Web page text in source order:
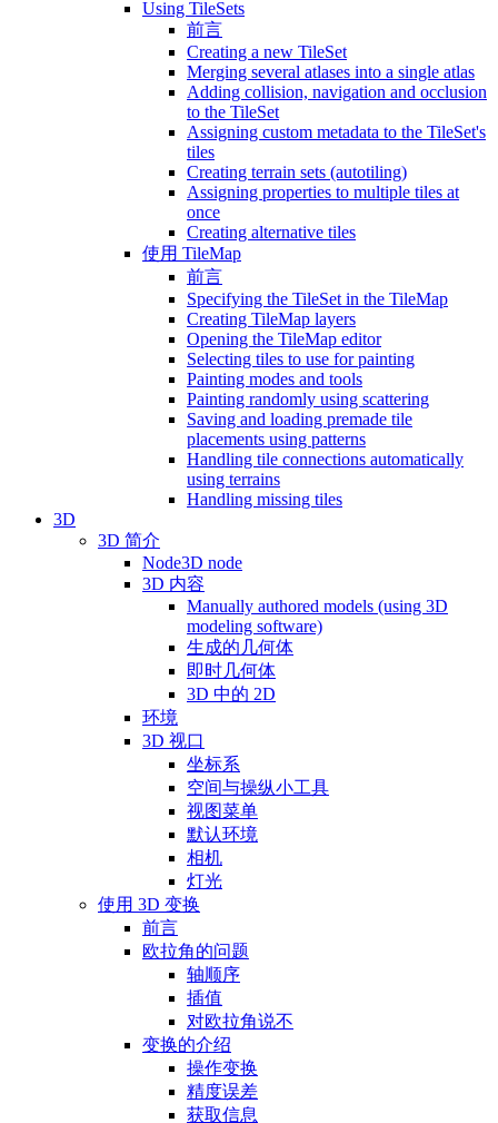
Using TileSets
前言
Creating a new TileSet
Merging several atlases into a single atlas
Adding collision, navigation and occlusion
to the TileSet
Assigning custom metadata to the TileSet's
tiles
Creating terrain sets (autotiling)
Assigning properties to multiple tiles at
once
Creating alternative tiles
使用 TileMap
前言
Specifying the TileSet in the TileMap
Creating TileMap layers
Opening the TileMap editor
Selecting tiles to use for painting
Painting modes and tools
Painting randomly using scattering
Saving and loading premade tile
placements using patterns
Handling tile connections automatically
using terrains
Handling missing tiles
3D
3D 简介
Node3D node
3D 内容
Manually authored models (using 3D
modeling software)
生成的几何体
即时几何体
3D 中的 2D
环境
3D 视口
坐标系
空间与操纵小工具
视图菜单
默认环境
相机
灯光
使用 3D 变换
前言
欧拉角的问题
轴顺序
插值
对欧拉角说不
变换的介绍
操作变换
精度误差
获取信息